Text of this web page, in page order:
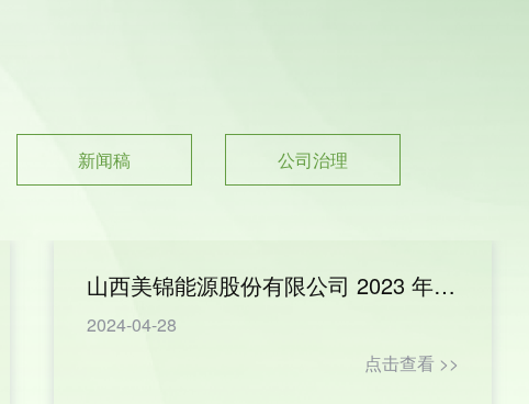
新闻稿 公司治理
山西美锦能源股份有限公司 2023 年年度财务报告
2024-04-28
点击查看 >>